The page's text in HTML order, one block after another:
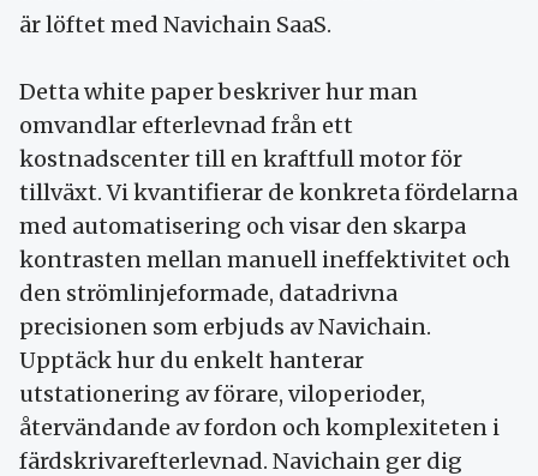
är löftet med Navichain SaaS.
Detta white paper beskriver hur man
omvandlar efterlevnad från ett
kostnadscenter till en kraftfull motor för
tillväxt. Vi kvantifierar de konkreta fördelarna
med automatisering och visar den skarpa
kontrasten mellan manuell ineffektivitet och
den strömlinjeformade, datadrivna
precisionen som erbjuds av Navichain.
Upptäck hur du enkelt hanterar
utstationering av förare, viloperioder,
återvändande av fordon och komplexiteten i
färdskrivarefterlevnad. Navichain ger dig